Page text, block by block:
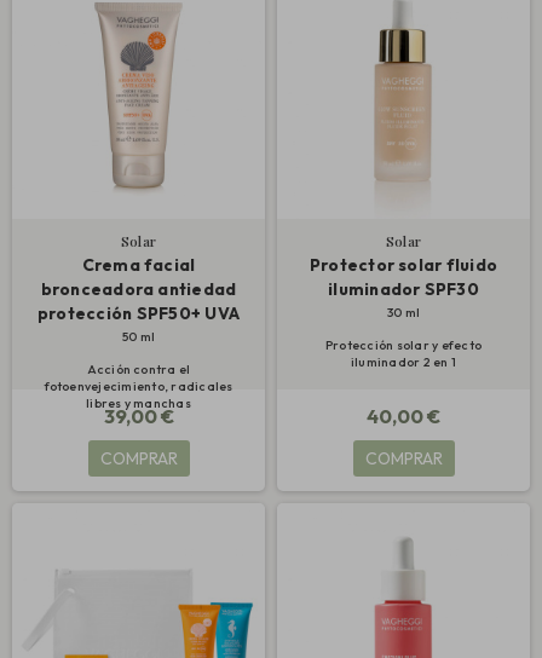
Solar
Crema facial
bronceadora antiedad
protección SPF50+ UVA
50 ml
Acción contra el
fotoenvejecimiento, radicales
libres y manchas
39,00 €
COMPRAR
Solar
Protector solar fluido
iluminador SPF30
30 ml
Protección solar y efecto
iluminador 2 en 1
40,00 €
COMPRAR